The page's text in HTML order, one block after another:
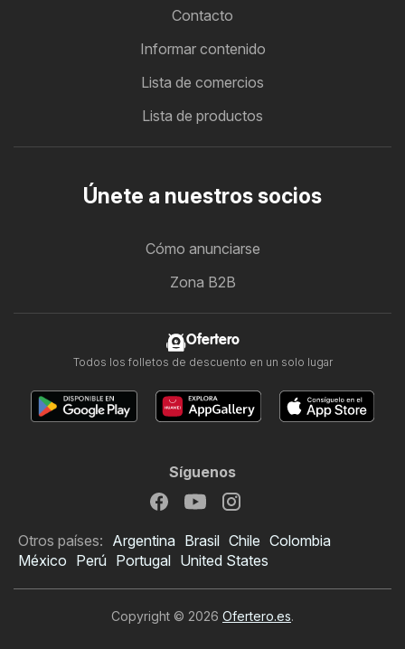
Contacto
Informar contenido
Lista de comercios
Lista de productos
Únete a nuestros socios
Cómo anunciarse
Zona B2B
Ofertero
Todos los folletos de descuento en un solo lugar
Síguenos
Otros países: Argentina Brasil Chile Colombia
México Perú Portugal United States
Copyright © 2026 Ofertero.es.